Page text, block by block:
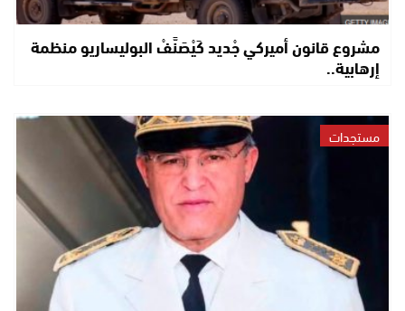
مشروع قانون أميركي جْديد كَيْصَنَّفْ البوليساريو منظمة
إرهابية..
مستجدات